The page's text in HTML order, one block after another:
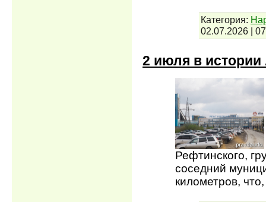
Категория:
02.07.2026 |
2 июля в истории
Рефтинского,
соседний
километров,